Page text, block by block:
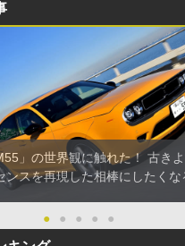
」の世界観に触れた！ 古き
ンスを再現した相棒にしたくな
● ● ● ● ●